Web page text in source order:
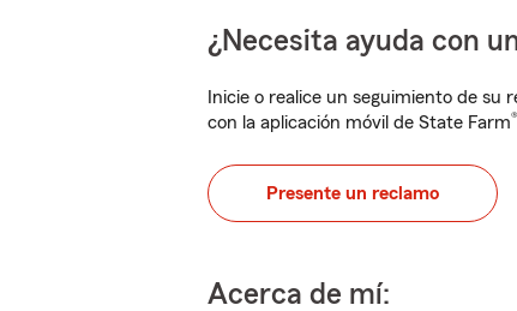
¿Necesita ayuda con
Inicie o realice un seguimiento de su
con la aplicación móvil de State Farm®
Presente un reclamo
Acerca de mí: